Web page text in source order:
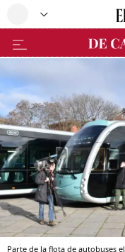
Parte de la flota de autobuses